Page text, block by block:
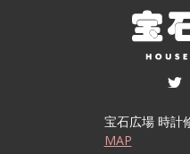
宝石広場 時計
MAP